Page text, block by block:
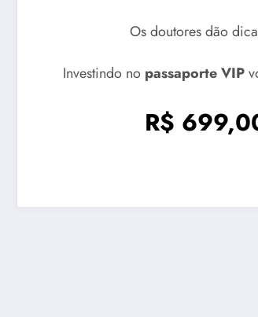
Os doutores dão
Investindo no passaporte VIP
R$